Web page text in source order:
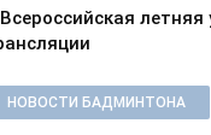
летняя
НОВОСТИ БАДМИНТОНА